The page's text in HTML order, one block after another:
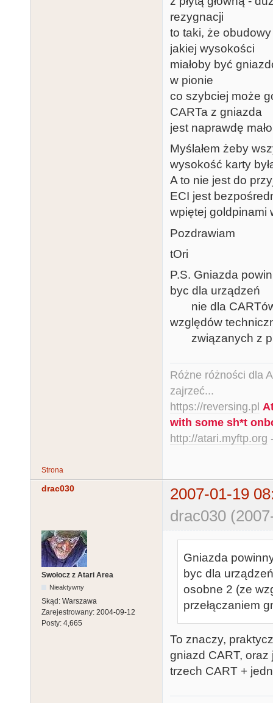
rezygnacji
to taki, że
jakiej wysokości
miałoby być
w pionie
co szybciej może
CARTa z gniazda
jest naprawdę
Myślałem żeby
wysokość karty
A to nie jest do
ECI jest
wpiętej goldpinami
Pozdrawiam
tOri
P.S. Gniazda
byc dla urządzeń
nie dla
względów
związanych z
Różne różności dla
zajrzeć...
https://reversing.pl
with some sh*t
http://atari.myftp.org
Strona
drac030
2007-01-19
drac030
Swołocz z Atari Area
Nieaktywny
Skąd: Warszawa
Zarejestrowany: 2004-09-12
Posty: 4,665
Gniazda
byc dla
osobne 2 (ze
przełączaniem
To znaczy,
gniazd CART,
trzech CART +